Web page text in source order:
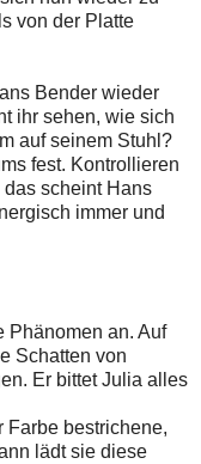
von der Platte
Bender wieder
ihr sehen, wie sich
auf seinem Stuhl?
fest. Kontrollieren
scheint Hans
immer und
Phänomen an. Auf
Schatten von
Er bittet Julia alles
Farbe bestrichene,
lädt sie diese